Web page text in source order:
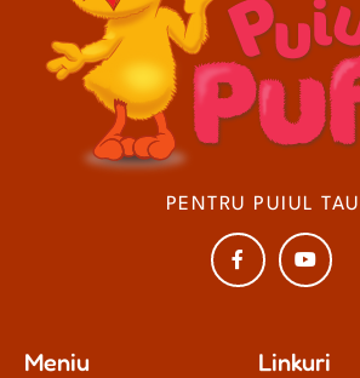
PENTRU PUIUL
Meniu Linkuri